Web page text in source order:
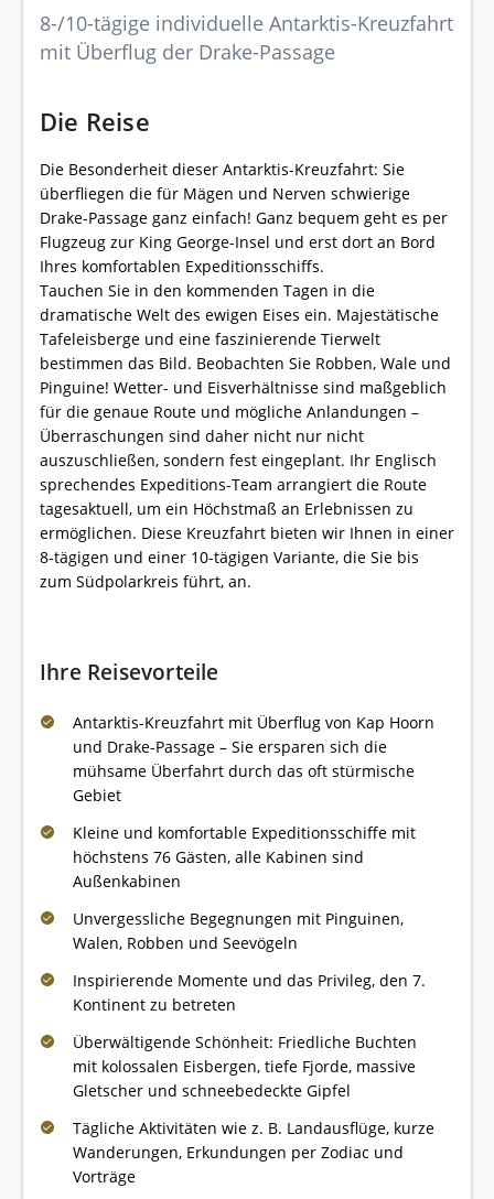
8-/10-tägige individuelle Antarktis-Kreuzfahrt
mit Überflug der Drake-Passage
Die Reise
Die Besonderheit dieser Antarktis-Kreuzfahrt: Sie
überfliegen die für Mägen und Nerven schwierige
Drake-Passage ganz einfach! Ganz bequem geht es per
Flugzeug zur King George-Insel und erst dort an Bord
Ihres komfortablen Expeditionsschiffs.
Tauchen Sie in den kommenden Tagen in die
dramatische Welt des ewigen Eises ein. Majestätische
Tafeleisberge und eine faszinierende Tierwelt
bestimmen das Bild. Beobachten Sie Robben, Wale und
Pinguine! Wetter- und Eisverhältnisse sind maßgeblich
für die genaue Route und mögliche Anlandungen –
Überraschungen sind daher nicht nur nicht
auszuschließen, sondern fest eingeplant. Ihr Englisch
sprechendes Expeditions-Team arrangiert die Route
tagesaktuell, um ein Höchstmaß an Erlebnissen zu
ermöglichen. Diese Kreuzfahrt bieten wir Ihnen in einer
8-tägigen und einer 10-tägigen Variante, die Sie bis
zum Südpolarkreis führt, an.
Ihre Reisevorteile
Antarktis-Kreuzfahrt mit Überflug von Kap Hoorn
und Drake-Passage – Sie ersparen sich die
mühsame Überfahrt durch das oft stürmische
Gebiet
Kleine und komfortable Expeditionsschiffe mit
höchstens 76 Gästen, alle Kabinen sind
Außenkabinen
Unvergessliche Begegnungen mit Pinguinen,
Walen, Robben und Seevögeln
Inspirierende Momente und das Privileg, den 7.
Kontinent zu betreten
Überwältigende Schönheit: Friedliche Buchten
mit kolossalen Eisbergen, tiefe Fjorde, massive
Gletscher und schneebedeckte Gipfel
Tägliche Aktivitäten wie z. B. Landausflüge, kurze
Wanderungen, Erkundungen per Zodiac und
Vorträge